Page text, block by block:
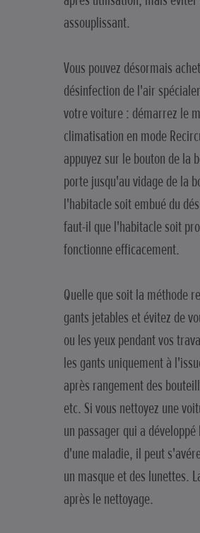
assouplissant.
Vous pouvez désormais
désinfection de l'air
votre voiture : démarrez le
climatisation en mode
appuyez sur le bouton de la
porte jusqu'au vidage de la
l'habitacle soit embué du
faut-il que l'habitacle soit
fonctionne efficacement.
Quelle que soit la méthode
gants jetables et évitez de
ou les yeux pendant vos
les gants uniquement à
après rangement des
etc. Si vous nettoyez une
un passager qui a
d'une maladie, il peut
un masque et des lunettes.
après le nettoyage.